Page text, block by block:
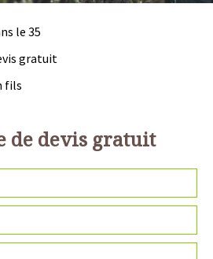
le 35
gratuit
fils
de devis gratuit